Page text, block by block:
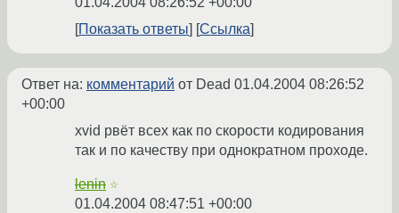
Показать ответы
Ссылка
Ответ на: комментарий от Dead 01.04.2004 08:26:52
+00:00
xvid рвёт всех как по скорости кодирования
так и по качеству при однократном проходе.
lenin ☆
01.04.2004 08:47:51 +00:00